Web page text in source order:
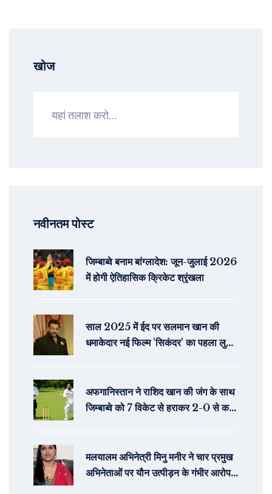
खोज
नवीनतम पोस्ट
जिम्बाब्वे बनाम बांग्लादेश: जून-जुलाई 2026
में होगी ऐतिहासिक क्रिकेट श्रृंखला
साल 2025 में ईद पर सलमान खान की
धमाकेदार नई फिल्म 'सिकंदर' का पहला लुक
अफगानिस्तान ने राशिद खान की जंग के साथ
जिम्बाब्वे को 7 विकेट से हराकर 2-0 से कर
मलयालम अभिनेत्री मिनु मनीर ने चार प्रमुख
अभिनेताओं पर यौन उत्पीड़न के गंभीर आरोप